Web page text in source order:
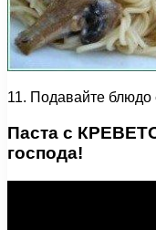
11. Подавайте блюдо
Паста с
господа!